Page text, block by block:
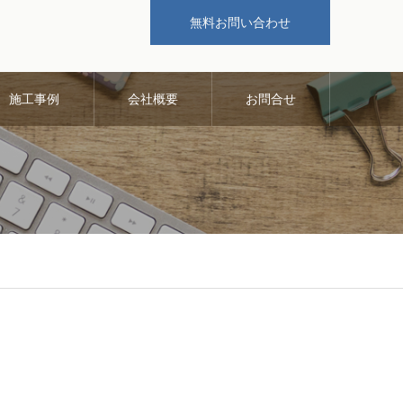
無料お問い合わせ
施工事例 会社概要 お問合せ